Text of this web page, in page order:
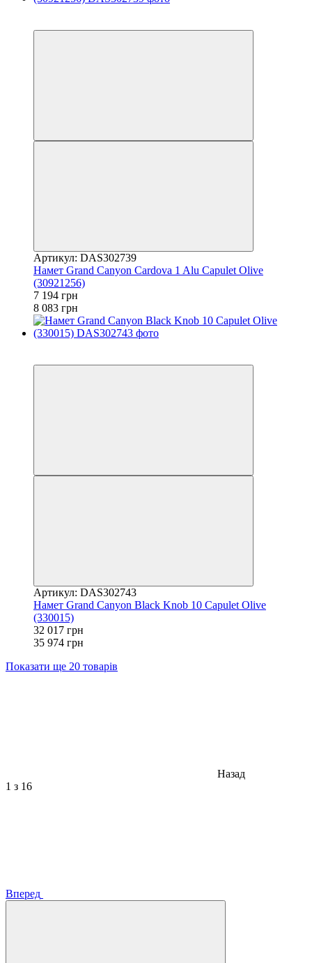
Артикул: DAS302739
Намет Grand Canyon Cardova 1 Alu Capulet Olive
(30921256)
7 194 грн
8 083 грн
Артикул: DAS302743
Намет Grand Canyon Black Knob 10 Capulet Olive
(330015)
32 017 грн
35 974 грн
Показати ще 20 товарів
Назад
1 з 16
Вперед